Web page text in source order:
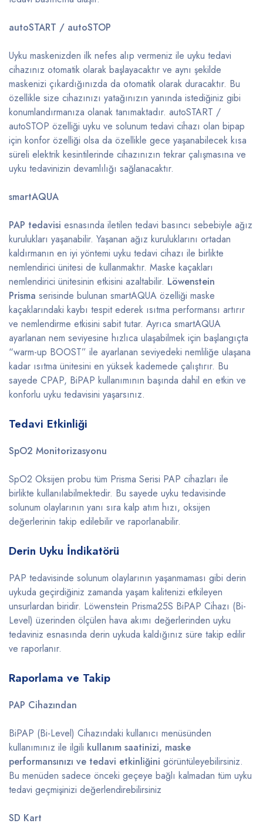
autoSTART / autoSTOP
Uyku maskenizden ilk nefes alıp vermeniz ile uyku tedavi
cihazınız otomatik olarak başlayacaktır ve aynı şekilde
maskenizi çıkardığınızda da otomatik olarak duracaktır. Bu
özellikle size cihazınızı yatağınızın yanında istediğiniz gibi
konumlandırmanıza olanak tanımaktadır. autoSTART /
autoSTOP özelliği uyku ve solunum tedavi cihazı olan bipap
için konfor özelliği olsa da özellikle gece yaşanabilecek kısa
süreli elektrik kesintilerinde cihazınızın tekrar çalışmasına ve
uyku tedavinizin devamlılığı sağlanacaktır.
smartAQUA
PAP tedavisi esnasında iletilen tedavi basıncı sebebiyle ağız
kurulukları yaşanabilir. Yaşanan ağız kuruluklarını ortadan
kaldırmanın en iyi yöntemi uyku tedavi cihazı ile birlikte
nemlendirici ünitesi de kullanmaktır. Maske kaçakları
nemlendirici ünitesinin etkisini azaltabilir. Löwenstein
Prisma serisinde bulunan smartAQUA özelliği maske
kaçaklarındaki kaybı tespit ederek ısıtma performansı artırır
ve nemlendirme etkisini sabit tutar. Ayrıca smartAQUA
ayarlanan nem seviyesine hızlıca ulaşabilmek için başlangıçta
“warm-up BOOST” ile ayarlanan seviyedeki nemliliğe ulaşana
kadar ısıtma ünitesini en yüksek kademede çalıştırır. Bu
sayede CPAP, BiPAP kullanımının başında dahil en etkin ve
konforlu uyku tedavisini yaşarsınız.
Tedavi Etkinliği
SpO2 Monitorizasyonu
SpO2 Oksijen probu tüm Prisma Serisi PAP cihazları ile
birlikte kullanılabilmektedir. Bu sayede uyku tedavisinde
solunum olaylarının yanı sıra kalp atım hızı, oksijen
değerlerinin takip edilebilir ve raporlanabilir.
Derin Uyku İndikatörü
PAP tedavisinde solunum olaylarının yaşanmaması gibi derin
uykuda geçirdiğiniz zamanda yaşam kalitenizi etkileyen
unsurlardan biridir. Löwenstein Prisma25S BiPAP Cihazı (Bi-
Level) üzerinden ölçülen hava akımı değerlerinden uyku
tedaviniz esnasında derin uykuda kaldığınız süre takip edilir
ve raporlanır.
Raporlama ve Takip
PAP Cihazından
BiPAP (Bi-Level) Cihazındaki kullanıcı menüsünden
kullanımınız ile ilgili kullanım saatinizi, maske
performansınızı ve tedavi etkinliğini görüntüleyebilirsiniz.
Bu menüden sadece önceki geçeye bağlı kalmadan tüm uyku
tedavi geçmişinizi değerlendirebilirsiniz
SD Kart